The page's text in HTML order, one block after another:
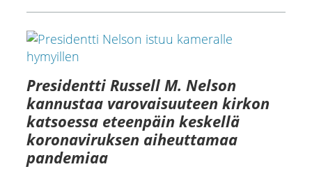
Presidentti Russell M. Nelson
kannustaa varovaisuuteen kirkon
katsoessa eteenpäin keskellä
koronaviruksen aiheuttamaa
pandemiaa